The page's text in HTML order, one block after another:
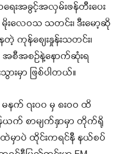
းအခွင့်အလှမ်းဖန်တီးပေး
းလေဝသ သတင်း၊ ဒီးမော့ဆို
တဲ့ ကုန်စျေးနှုန်းသတင်း၊
စီအစဉ်နဲ့နောက်ဆုံးရ
းမှာ ဖြစ်ပါတယ်။
က် ၇း၀၀ မှ ၈းဝဝ ထိ
ယက် စာမျက်နှာမှာ တိုက်ရို
ထဲမှာပဲ ထိုင်းကရင်နီ နယ်စပ်